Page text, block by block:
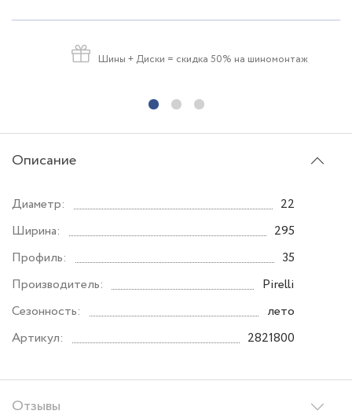
Шины + Диски = скидка 50% на шиномонтаж
Описание
Отзывы
Диаметр:
22
Ширина:
295
Профиль:
35
Производитель:
Pirelli
Сезонность:
лето
Артикул:
2821800